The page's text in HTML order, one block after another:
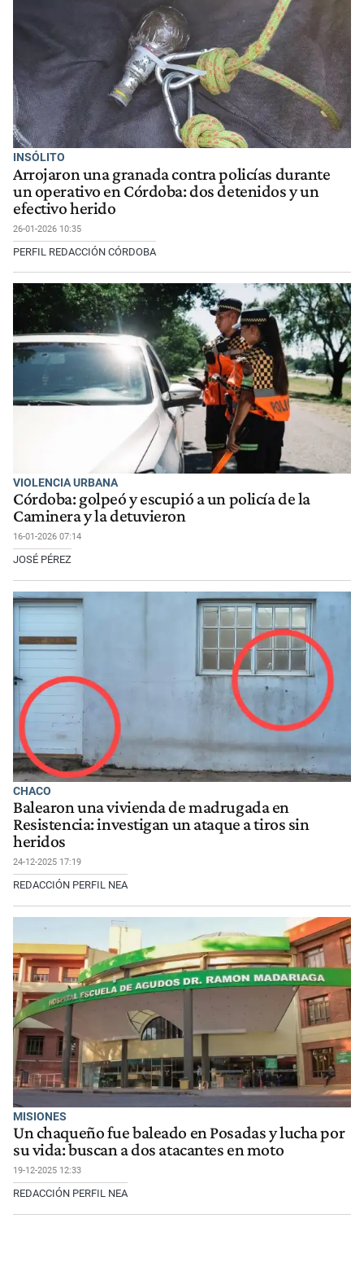
INSÓLITO
Arrojaron una granada contra policías durante
un operativo en Córdoba: dos detenidos y un
efectivo herido
26-01-2026 10:35
PERFIL REDACCIÓN CÓRDOBA
VIOLENCIA URBANA
Córdoba: golpeó y escupió a un policía de la
Caminera y la detuvieron
16-01-2026 07:14
JOSÉ PÉREZ
CHACO
Balearon una vivienda de madrugada en
Resistencia: investigan un ataque a tiros sin
heridos
24-12-2025 17:19
REDACCIÓN PERFIL NEA
MISIONES
Un chaqueño fue baleado en Posadas y lucha por
su vida: buscan a dos atacantes en moto
19-12-2025 12:33
REDACCIÓN PERFIL NEA